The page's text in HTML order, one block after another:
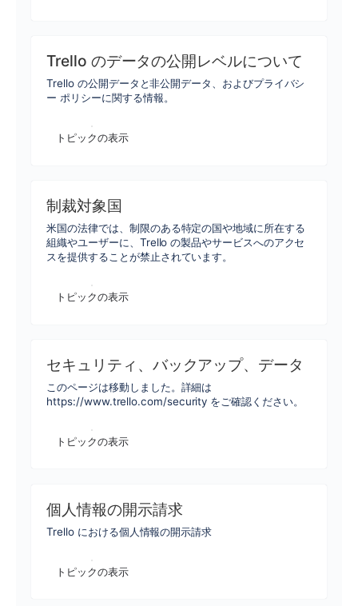
Trello のデータの公開レベルについて
Trello の公開データと非公開データ、およびプライバシ
ー ポリシーに関する情報。
トピックの表示
制裁対象国
米国の法律では、制限のある特定の国や地域に所在する
組織やユーザーに、Trello の製品やサービスへのアクセ
スを提供することが禁止されています。
トピックの表示
セキュリティ、バックアップ、データ
このページは移動しました。詳細は
https://www.trello.com/security をご確認ください。
トピックの表示
個人情報の開示請求
Trello における個人情報の開示請求
トピックの表示